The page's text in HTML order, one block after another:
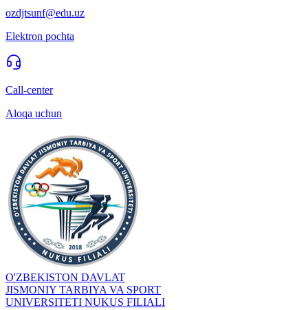
ozdjtsunf@edu.uz
Elektron pochta
Call-center
Aloqa uchun
O'ZBEKISTON DAVLAT
JISMONIY TARBIYA VA SPORT
UNIVERSITETI NUKUS FILIALI